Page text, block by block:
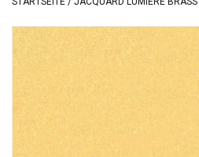
TEXTIL
WORKSHOPS
SPECIALS